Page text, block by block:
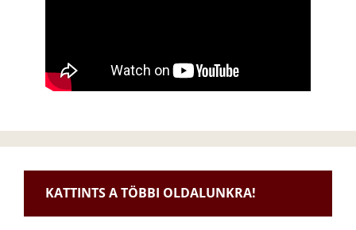
KATTINTS A TÖBBI OLDALUNKRA!